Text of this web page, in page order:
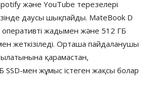
және YouTube терезелері
даусы шықпайды. MateBook D
жадымен және 512 ГБ
жеткізіледі. Орташа пайдаланушы
қарамастан,
мен жұмыс істеген жақсы болар